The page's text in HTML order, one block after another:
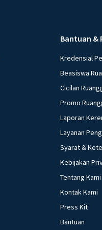
militer
Akhir
Diketahui
APRI,
Beri
Bantuan &
Kredensial
Beasiswa
Cicilan
Promo
Laporan
Layanan
Syarat &
Kebijakan
Tentang Kami
Kontak Kami
Press Kit
Bantuan